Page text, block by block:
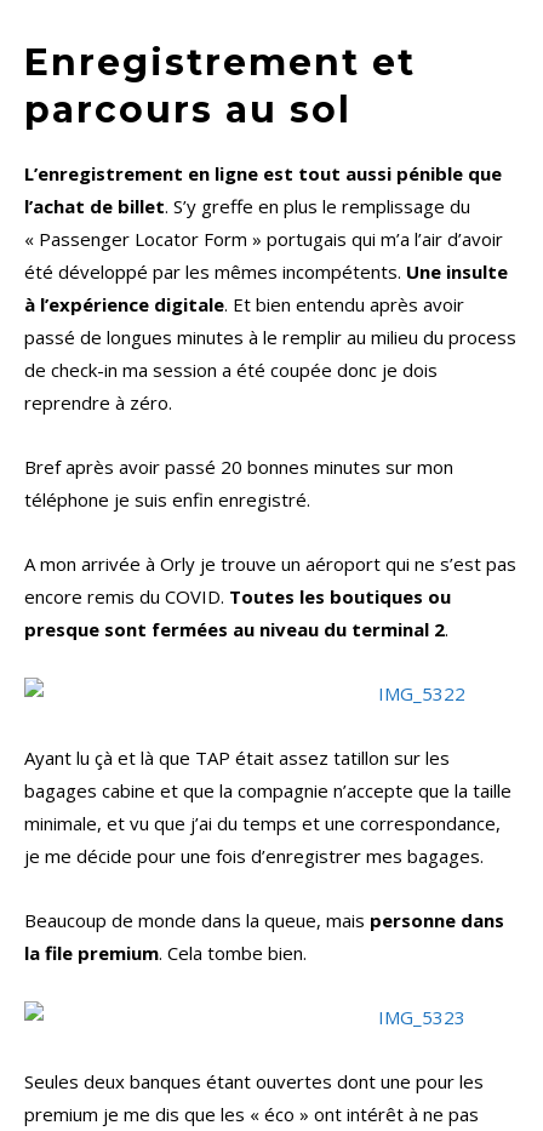
Enregistrement et
parcours au sol
L’enregistrement en ligne est tout aussi pénible que
l’achat de billet. S’y greffe en plus le remplissage du
« Passenger Locator Form » portugais qui m’a l’air d’avoir
été développé par les mêmes incompétents. Une insulte
à l’expérience digitale. Et bien entendu après avoir
passé de longues minutes à le remplir au milieu du process
de check-in ma session a été coupée donc je dois
reprendre à zéro.
Bref après avoir passé 20 bonnes minutes sur mon
téléphone je suis enfin enregistré.
A mon arrivée à Orly je trouve un aéroport qui ne s’est pas
encore remis du COVID. Toutes les boutiques ou
presque sont fermées au niveau du terminal 2.
Ayant lu çà et là que TAP était assez tatillon sur les
bagages cabine et que la compagnie n’accepte que la taille
minimale, et vu que j’ai du temps et une correspondance,
je me décide pour une fois d’enregistrer mes bagages.
Beaucoup de monde dans la queue, mais personne dans
la file premium. Cela tombe bien.
Seules deux banques étant ouvertes dont une pour les
premium je me dis que les « éco » ont intérêt à ne pas